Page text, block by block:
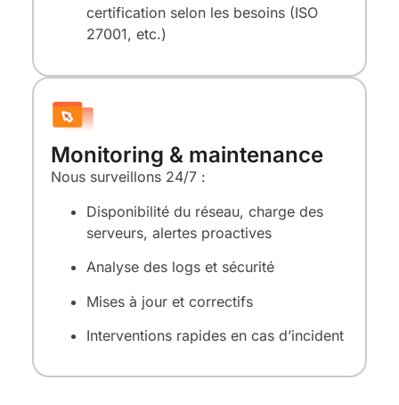
certification selon les besoins (ISO
27001, etc.)
Monitoring & maintenance
Nous surveillons 24/7 :
Disponibilité du réseau, charge des
serveurs, alertes proactives
Analyse des logs et sécurité
Mises à jour et correctifs
Interventions rapides en cas d’incident